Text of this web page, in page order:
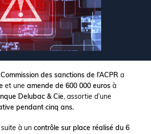
Commission des sanctions de l’ACPR a
et une amende de 600 000 euros à
Delubac & Cie, assortie d’une
pendant cinq ans.
à un contrôle sur place réalisé du 6